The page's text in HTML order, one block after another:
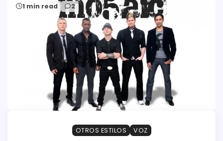
1 min read 2
OTROS ESTILOS VOZ